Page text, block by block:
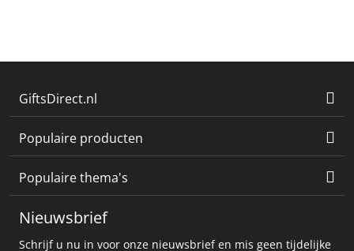
GiftsDirect.nl
Populaire producten
Populaire thema's
Nieuwsbrief
Schrijf u nu in voor onze nieuwsbrief en mis geen tijdelijke